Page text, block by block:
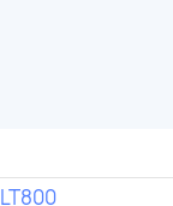
LT800